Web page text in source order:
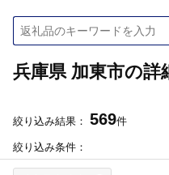
兵庫県 加東市の詳
絞り込み結果： 569件
絞り込み条件：